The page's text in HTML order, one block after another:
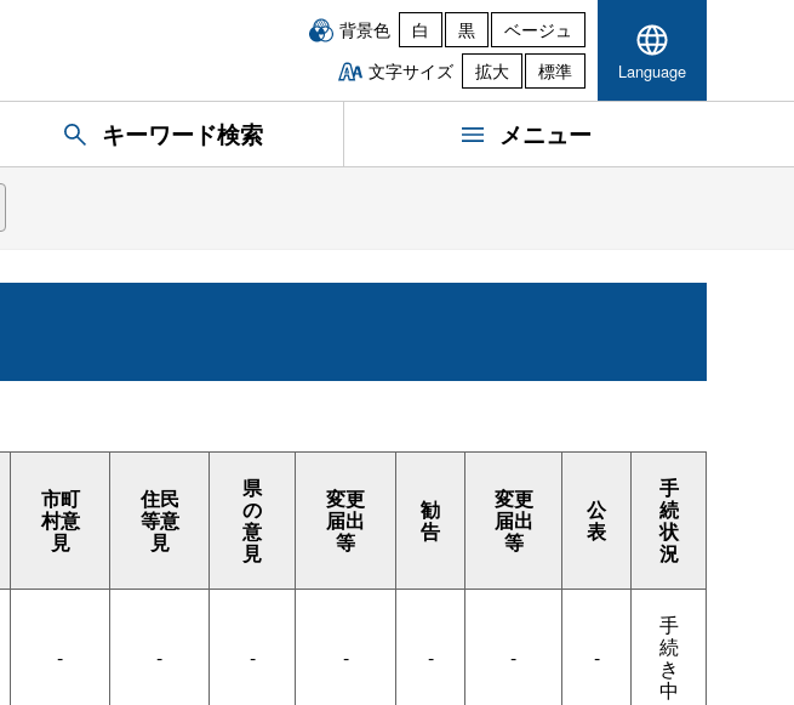
背景色 白 黒
ベージュ
文字サイズ
拡大 標準 Language
キーワード検索 メニュー
市町
村意
見
住民
等意
見
県
の
意
見
変更
届出
等
勧
告
変更
届出
等
公
表
手
続
状
況
- - - - - - -
手
続
き
中